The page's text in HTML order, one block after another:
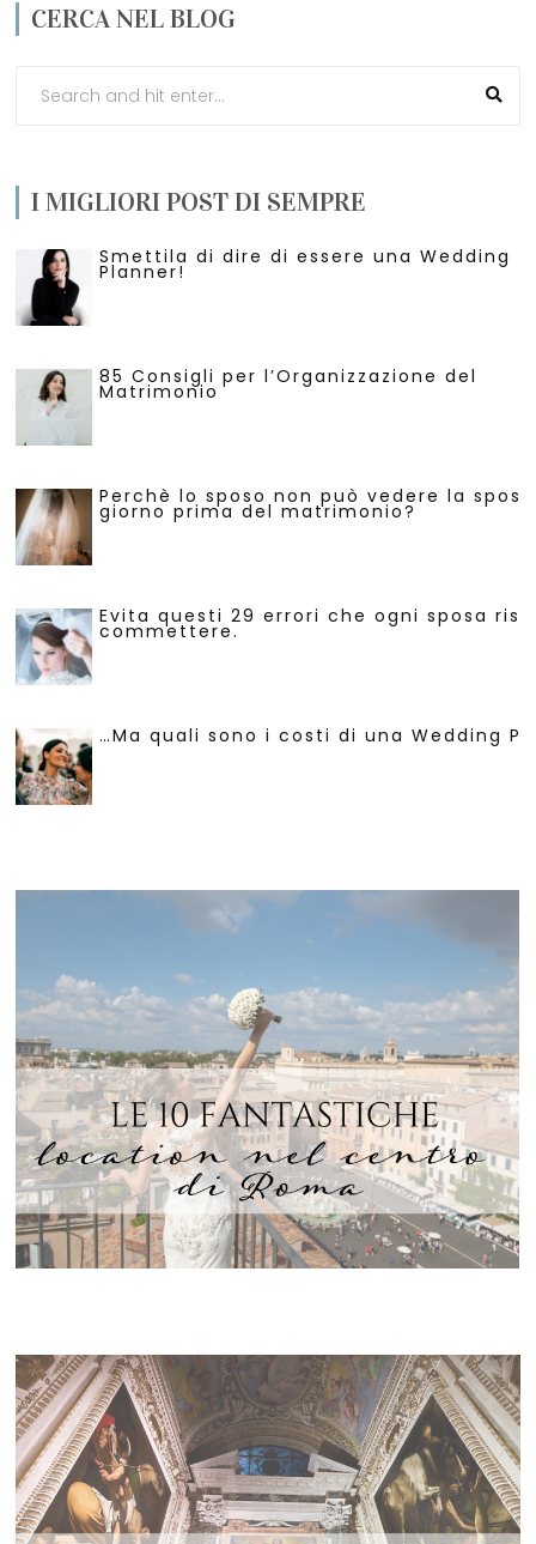
CERCA NEL BLOG
I MIGLIORI POST DI SEMPRE
Smettila di dire di essere una Wedding
Planner!
85 Consigli per l’Organizzazione del
Matrimonio
Perchè lo sposo non può vedere la
giorno prima del matrimonio?
Evita questi 29 errori che ogni sposa
commettere.
…Ma quali sono i costi di una Wedding